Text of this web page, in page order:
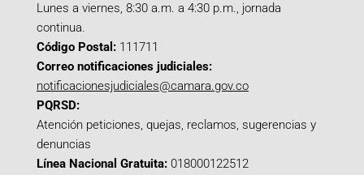
Lunes a viernes, 8:30 a.m. a 4:30 p.m., jornada
continua.
Código Postal: 111711
Correo notificaciones judiciales:
notificacionesjudiciales@camara.gov.co
PQRSD:
Atención peticiones, quejas, reclamos, sugerencias y
denuncias
Línea Nacional Gratuita: 018000122512